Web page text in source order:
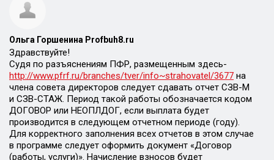
Ольга Горшенина Profbuh8.ru
Здравствуйте!
Судя по разъяснениям ПФР, размещенным здесь-
http://www.pfrf.ru/branches/tver/info~strahovatel/3677 на
члена совета директоров следует сдавать отчет СЗВ-М
и СЗВ-СТАЖ. Период такой работы обозначается кодом
ДОГОВОР или НЕОПЛДОГ, если выплата будет
производится в следующем отчетном периоде (году).
Для корректного заполнения всех отчетов в этом случае
в программе следует оформить документ «Договор
(работы, услуги)». Начисление взносов будет